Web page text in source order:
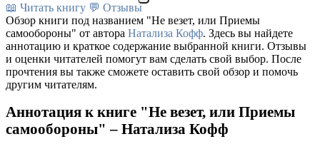
📖 Читать книгу 💬 Отзывы
Обзор книги под названием "Не везет, или Приемы
самообороны" от автора Натализа Кофф. Здесь вы найдете
аннотацию и краткое содержание выбранной книги. Отзывы
и оценки читателей помогут вам сделать свой выбор. После
прочтения вы также сможете оставить свой обзор и помочь
другим читателям.
Аннотация к книге "Не везет, или Приемы
самообороны" – Натализа Кофф